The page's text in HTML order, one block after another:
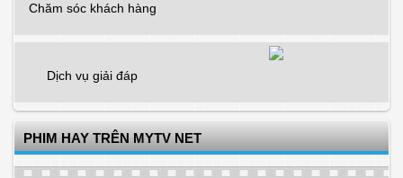
Chăm sóc khách hàng
Dịch vụ giải đáp
PHIM HAY TRÊN MYTV NET